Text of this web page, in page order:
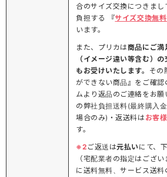
合のサイズ交換につきま
負担する 『サイズ交換無
います。
また、プリカは商品にご満
（イメージ違い等含む）
もお受けいたします。 その
ができない商品』をご確
ムより返品のご連絡をお
の弊社負担送料(最終購入
場合のみ)・返送料はお客
す。
※2 ご返送は元払いにて、
（宅配業者の指定はござ
に送料無料、サービス送料